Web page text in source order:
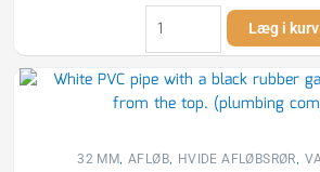
32
1000
mm
Rør
hvid
Læg i kurv
32 MM, AFLØB, HVIDE AFLØBSRØR,